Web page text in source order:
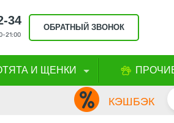
34
21:00
ОБРАТНЫЙ ЗВОНОК
И ЩЕНКИ
КЭШБЭК